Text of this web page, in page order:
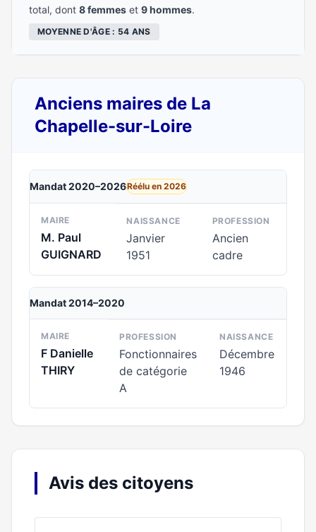
total, dont 8 femmes et 9 hommes.
MOYENNE D'ÂGE : 54 ANS
Anciens maires de La
Chapelle-sur-Loire
Mandat 2020–2026Réélu en 2026
MAIRE
M. Paul
GUIGNARD
NAISSANCE
Janvier
1951
PROFESSION
Ancien
cadre
Mandat 2014–2020
MAIRE
F Danielle
THIRY
PROFESSION
Fonctionnaires
de catégorie
A
NAISSANCE
Décembre
1946
Avis des citoyens